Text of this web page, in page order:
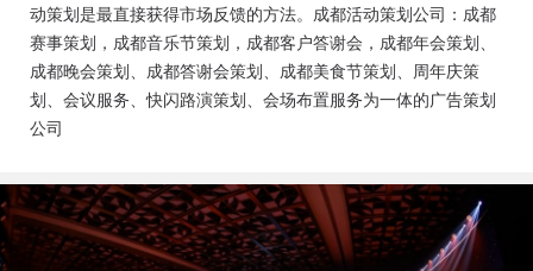
动策划是最直接获得市场反馈的方法。成都活动策划公司：成都
赛事策划，成都音乐节策划，成都客户答谢会，成都年会策划、
成都晚会策划、成都答谢会策划、成都美食节策划、周年庆策
划、会议服务、快闪路演策划、会场布置服务为一体的广告策划
公司